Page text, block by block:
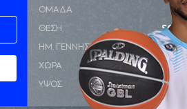
ΟΜΑΔΑ
ΘΕΣΗ SG
ΗΜ. ΓΕΝΝΗΣΗΣ 07-12-1988
ΧΩΡΑ ΗΠΑ
ΥΨΟΣ 1,91 μ.